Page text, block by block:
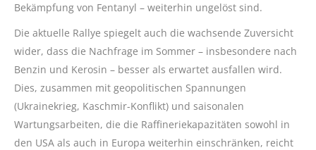
Bekämpfung von Fentanyl – weiterhin ungelöst sind.
Die aktuelle Rallye spiegelt auch die wachsende Zuversicht
wider, dass die Nachfrage im Sommer – insbesondere nach
Benzin und Kerosin – besser als erwartet ausfallen wird.
Dies, zusammen mit geopolitischen Spannungen
(Ukrainekrieg, Kaschmir-Konflikt) und saisonalen
Wartungsarbeiten, die die Raffineriekapazitäten sowohl in
den USA als auch in Europa weiterhin einschränken, reicht